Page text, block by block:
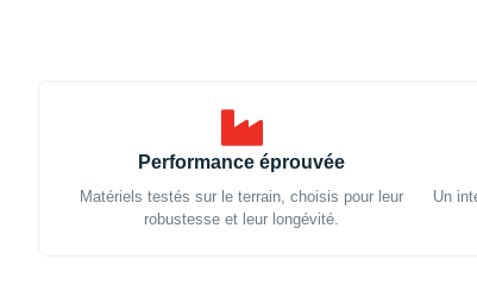
Performance éprouvée
Matériels testés sur le terrain, choisis pour leur
robustesse et leur longévité.
Un